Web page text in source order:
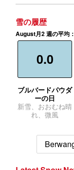
雪の履歴
August月2 週の平均：
0.0
ブルバードパウダ
ーの日
新雪、おおむね晴
れ、微風